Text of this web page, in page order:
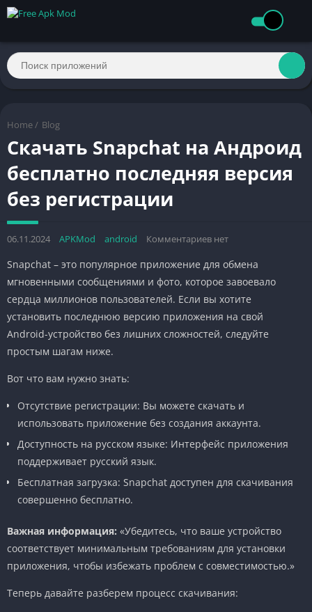
Home / Blog
Скачать Snapchat на Андроид
бесплатно последняя версия
без регистрации
06.11.2024 APKMod android Комментариев нет
Snapchat – это популярное приложение для обмена
мгновенными сообщениями и фото, которое завоевало
сердца миллионов пользователей. Если вы хотите
установить последнюю версию приложения на свой
Android-устройство без лишних сложностей, следуйте
простым шагам ниже.
Вот что вам нужно знать:
Отсутствие регистрации: Вы можете скачать и
использовать приложение без создания аккаунта.
Доступность на русском языке: Интерфейс приложения
поддерживает русский язык.
Бесплатная загрузка: Snapchat доступен для скачивания
совершенно бесплатно.
Важная информация: «Убедитесь, что ваше устройство
соответствует минимальным требованиям для установки
приложения, чтобы избежать проблем с совместимостью.»
Теперь давайте разберем процесс скачивания: